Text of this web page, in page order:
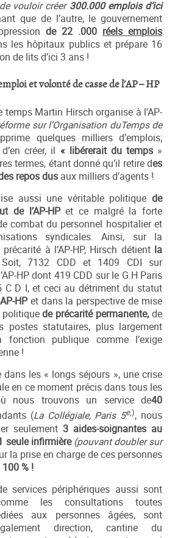
vouloir créer 300.000 emplois d’ici
que de l’autre, le gouvernement
de 22 .000 réels emplois
les hôpitaux publics et prépare 16
de lits d’ici 3 ans !
et volonté de casse de l’AP – HP
temps Martin Hirsch organise à l’AP-
sur l’Organisation duTemps de
quelques milliers d’emplois;
créer, il « libérerait du temps»
termes, étant donné qu’il retire des
repos dus aux milliers d’agents !
aussi une véritable politique de
de l’AP-HPet ce malgré la forte
combat du personnel hospitalier et
syndicales. Ainsi, sur la
à l’AP-HP, Hirsch détient la
Soit, 7132 CDD et 1409 CDI sur
HP dont 419 CDD sur le G.H Paris
C D I, et ceci au détriment du statut
AP-HPet dans la perspective de mise
politiquede précarité permanente, de
postes statutaires, plus largement
publique comme l’exige
!
les « longs séjours », une crise
en ce moment précis dans tous les
nous trouvons un service de40
(La Collégiale, Paris 5e,), nous
seulement 3 aides-soignantes au
seule infirmière(pouvant doubler sur
la prise en charge de ces personnes
% !
services périphériques aussi sont
les consultations toutes
aux personnes âgées, sont
direction, cantine du